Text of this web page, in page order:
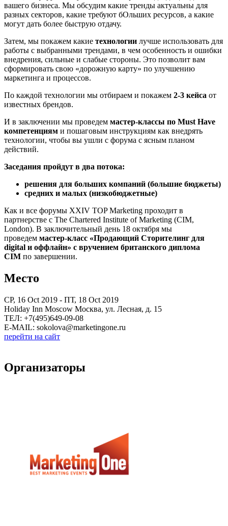
вашего бизнеса. Мы обсудим какие тренды актуальны для
разных секторов, какие требуют бОльших ресурсов, а какие
могут дать более быструю отдачу.
Затем, мы покажем какие технологии лучше использовать для
работы с выбранными трендами, в чем особенность и ошибки
внедрения, сильные и слабые стороны. Это позволит вам
сформировать свою «дорожную карту» по улучшению
маркетинга и процессов.
По каждой технологии мы отбираем и покажем 2-3 кейса от
известных брендов.
И в заключении мы проведем мастер-классы по Must Have
компетенциям и пошаговым инструкциям как внедрять
технологии, чтобы вы ушли с форума с ясным планом
действий.
Заседания пройдут в два потока:
решения для больших компаний (большие бюджеты)
средних и малых (низкобюджетные)
Как и все форумы XXIV TOP Marketing проходит в
партнерстве с The Chartered Institute of Marketing (CIM,
London). В заключительный день 18 октября мы
проведем мастер-класс «Продающий Сторителинг для
digital и оффлайн» с вручением британского диплома
CIM по завершении.
Место
СР, 16 Oct 2019 - ПТ, 18 Oct 2019
Holiday Inn Moscow Москва, ул. Лесная, д. 15
ТЕЛ: +7(495)649-09-08
E-MAIL: sokolova@marketingone.ru
перейти на сайт
Организаторы